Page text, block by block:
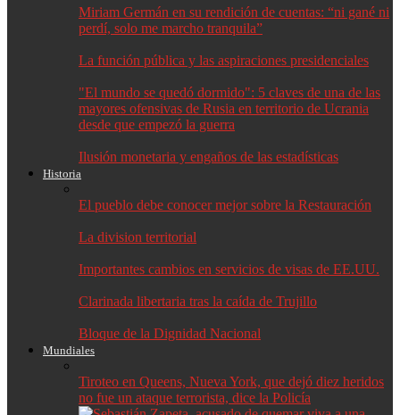
Miriam Germán en su rendición de cuentas: “ni gané ni
perdí, solo me marcho tranquila”
La función pública y las aspiraciones presidenciales
"El mundo se quedó dormido": 5 claves de una de las
mayores ofensivas de Rusia en territorio de Ucrania
desde que empezó la guerra
Ilusión monetaria y engaños de las estadísticas
Historia
El pueblo debe conocer mejor sobre la Restauración
La division territorial
Importantes cambios en servicios de visas de EE.UU.
Clarinada libertaria tras la caída de Trujillo
Bloque de la Dignidad Nacional
Mundiales
Tiroteo en Queens, Nueva York, que dejó diez heridos
no fue un ataque terrorista, dice la Policía